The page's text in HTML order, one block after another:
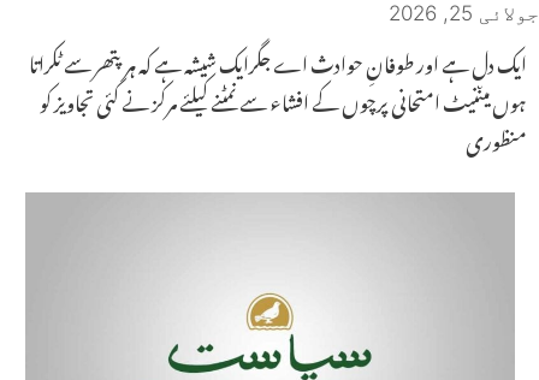
جولائی 25, 2026
ایک دل ہے اور طوفانِ حوادث اے جگرایک شیشہ ہے کہ ہر پتھر سے ٹکراتا
ہوں میںنیٹ امتحانی پرچوں کے افشاء سے نمٹنے کیلئے مرکز نے کئی تجاویز کو
منظوری